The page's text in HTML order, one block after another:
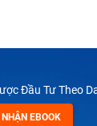
Đầu Tư Theo
NHẬN EBOOK